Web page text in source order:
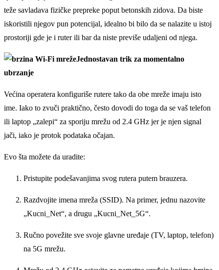
teže savladava fizičke prepreke poput betonskih zidova. Da biste
iskoristili njegov pun potencijal, idealno bi bilo da se nalazite u istoj
prostoriji gde je i ruter ili bar da niste previše udaljeni od njega.
Jednostavan trik za momentalno
ubrzanje
Većina operatera konfiguriše rutere tako da obe mreže imaju isto
ime. Iako to zvuči praktično, često dovodi do toga da se vaš telefon
ili laptop „zalepi“ za sporiju mrežu od 2.4 GHz jer je njen signal
jači, iako je protok podataka očajan.
Evo šta možete da uradite:
Pristupite podešavanjima svog rutera putem brauzera.
Razdvojite imena mreža (SSID). Na primer, jednu nazovite
„Kucni_Net“, a drugu „Kucni_Net_5G“.
Ručno povežite sve svoje glavne uređaje (TV, laptop, telefon)
na 5G mrežu.